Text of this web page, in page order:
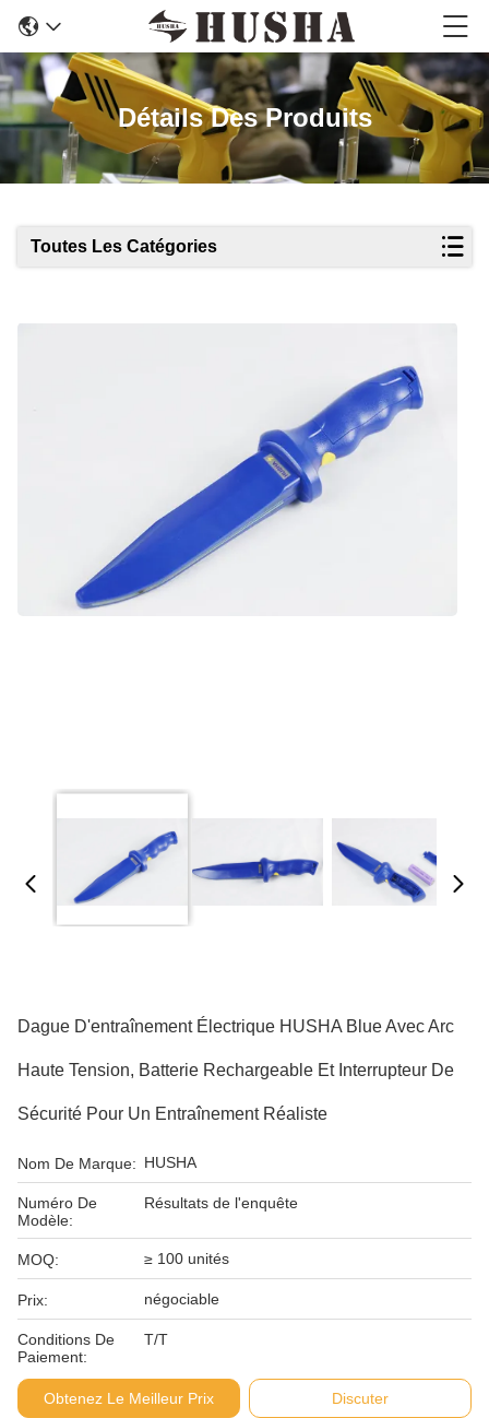
Détails Des Produits
Toutes Les Catégories
Dague D'entraînement Électrique HUSHA Blue Avec Arc
Haute Tension, Batterie Rechargeable Et Interrupteur De
Sécurité Pour Un Entraînement Réaliste
Nom De Marque: HUSHA
Numéro De
Modèle:
Résultats de l'enquête
MOQ: ≥ 100 unités
Prix: négociable
Conditions De
Paiement:
T/T
Obtenez Le Meilleur Prix Discuter